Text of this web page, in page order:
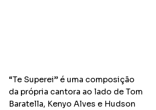
“Te Superei” é uma composição
da própria cantora ao lado de Tom
Baratella, Kenyo Alves e Hudson